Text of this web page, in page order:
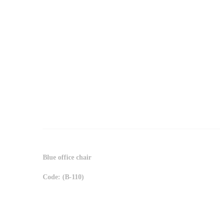
Blue office chair
Code: (B-110)